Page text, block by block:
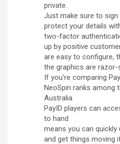
private.
Just make sure to
protect your details
two-factor
up by positive
are easy to configure,
the graphics are razor-
If you’re comparing
NeoSpin ranks among
Australia
PayID players can
to hand
means you can
and get things moving